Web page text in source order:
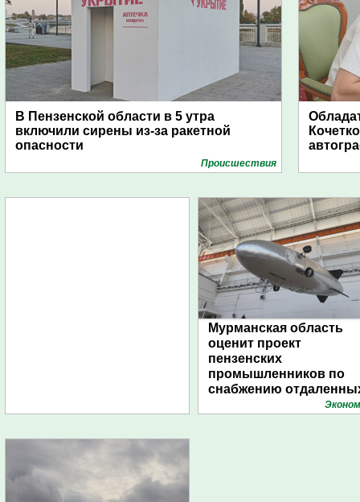
В Пензенской области в 5 утра
включили сирены из-за ракетной
опасности
Проиcшествия
Мурманская область
оценит проект
пензенских
промышленников по
снабжению
поселений с помощью